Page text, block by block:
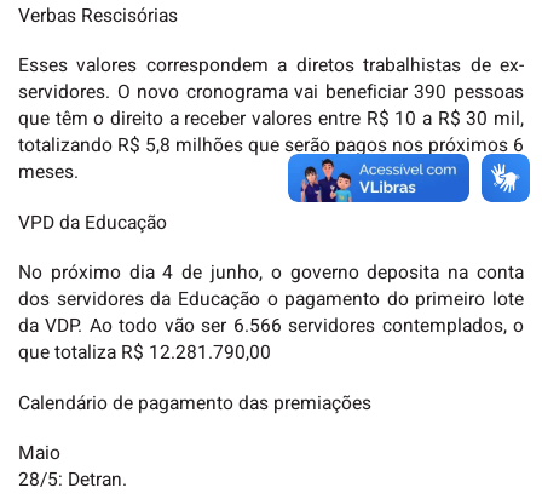
Verbas Rescisórias
Esses valores correspondem a diretos trabalhistas de ex-
servidores. O novo cronograma vai beneficiar 390 pessoas
que têm o direito a receber valores entre R$ 10 a R$ 30 mil,
totalizando R$ 5,8 milhões que serão pagos nos próximos 6
meses.
VPD da Educação
No próximo dia 4 de junho, o governo deposita na conta
dos servidores da Educação o pagamento do primeiro lote
da VDP. Ao todo vão ser 6.566 servidores contemplados, o
que totaliza R$ 12.281.790,00
Calendário de pagamento das premiações
Maio
28/5: Detran.